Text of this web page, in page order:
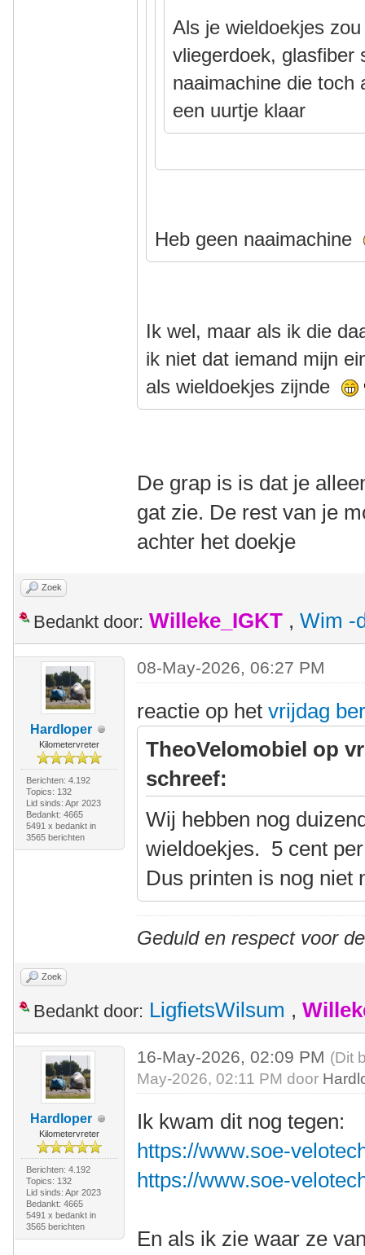
Als je wieldoekjes
vliegerdoek, glasfiber
naaimachine die toch
een uurtje klaar
Heb geen naaimachine
Ik wel, maar als ik die
ik niet dat iemand mijn
als wieldoekjes zijnde
De grap is is dat je
gat zie. De rest van je
achter het doekje
Zoek
Bedankt door: Willeke_IGKT , Wim -
Hardloper
Kilometervreter
Berichten: 4.192
Topics: 132
Lid sinds: Apr 2023
Bedankt: 4665
5491 x bedankt in
3565 berichten
08-May-2026, 06:27 PM
reactie op hetvrijdag
TheoVelomobiel op
schreef:
Wij hebben nog
wieldoekjes. 5 cent
Dus printen is nog niet
Geduld en respect voor
Zoek
Bedankt door: LigfietsWilsum ,
Hardloper
Kilometervreter
Berichten: 4.192
Topics: 132
Lid sinds: Apr 2023
Bedankt: 4665
5491 x bedankt in
3565 berichten
16-May-2026, 02:09 PM (Dit
May-2026, 02:11 PM door
Ik kwam dit nog tegen:
https://www.soe-
https://www.soe-
En als ik zie waar ze